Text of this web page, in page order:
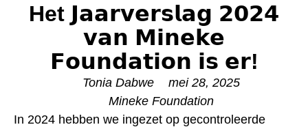
Het 𝗝𝗮𝗮𝗿𝘃𝗲𝗿𝘀𝗹𝗮𝗴 𝟮𝟬𝟮𝟰
𝘃𝗮𝗻 𝗠𝗶𝗻𝗲𝗸𝗲
𝗙𝗼𝘂𝗻𝗱𝗮𝘁𝗶𝗼𝗻 𝗶𝘀 𝗲𝗿!
Tonia Dabwe
mei 28, 2025
Mineke Foundation
In 2024 hebben we ingezet op gecontroleerde